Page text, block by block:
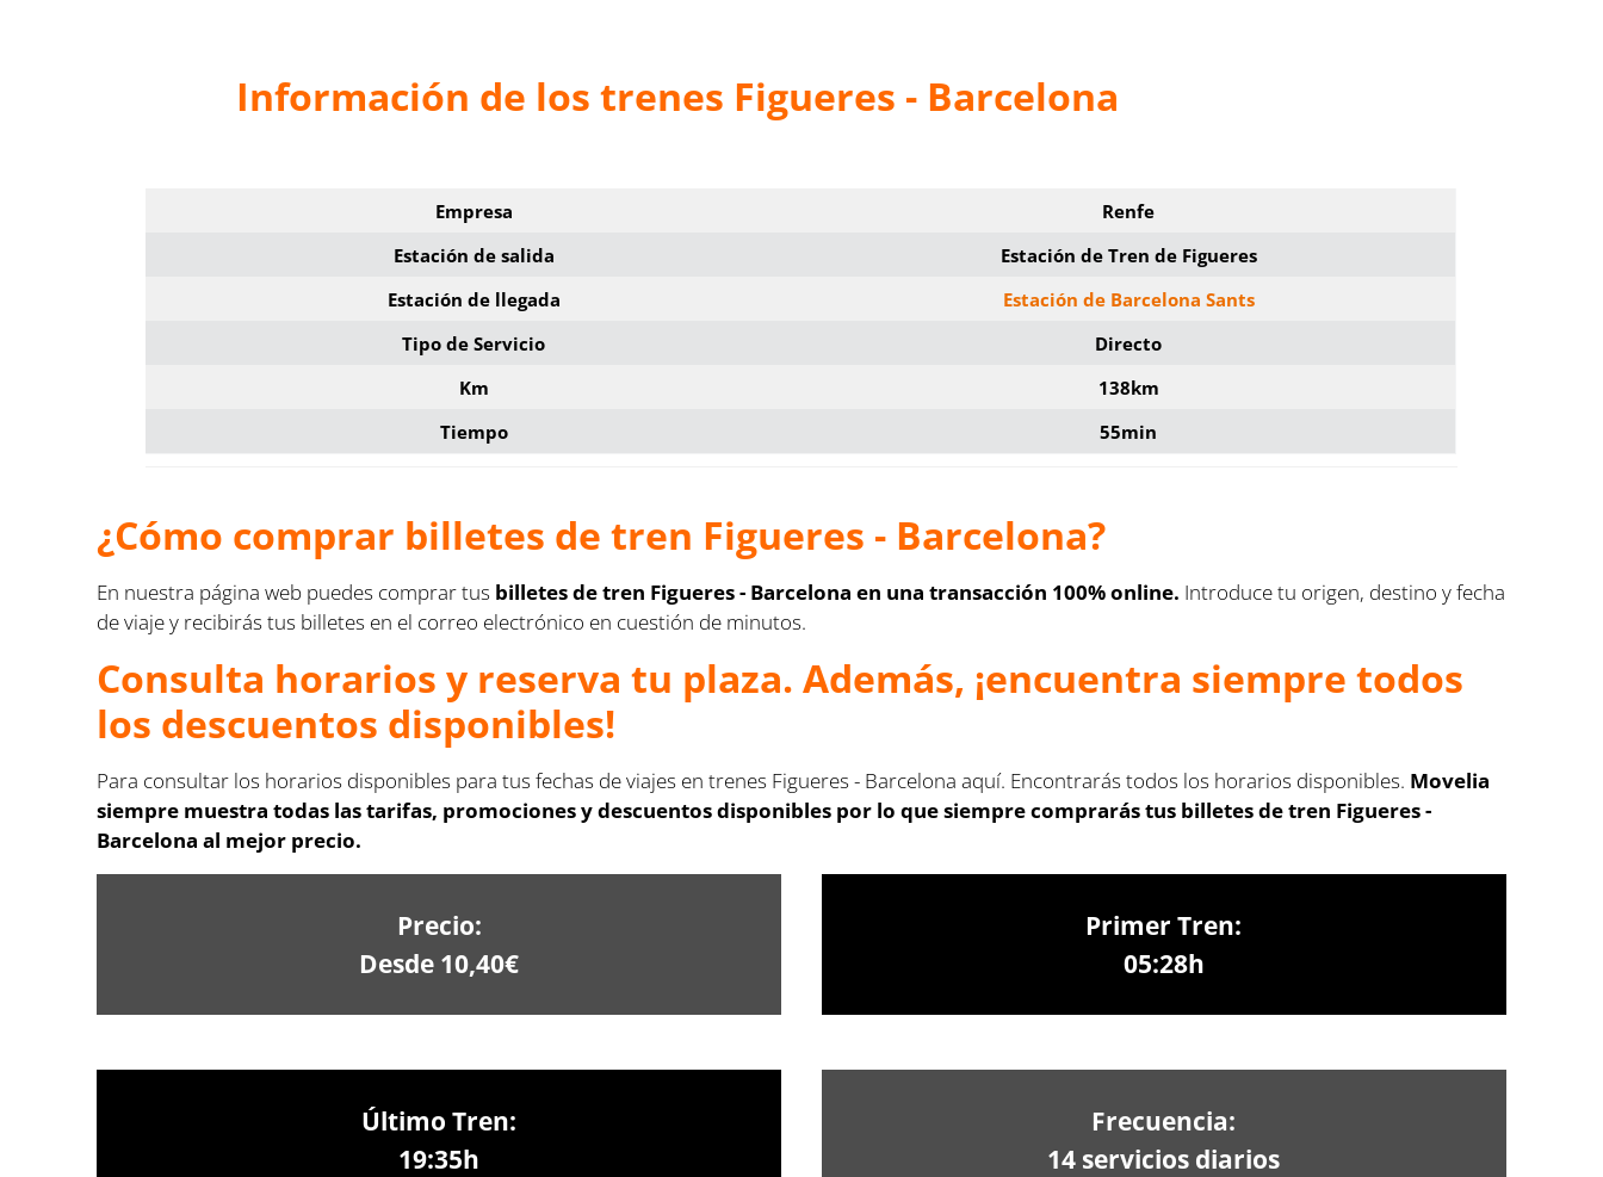
Información de los trenes Figueres - Barcelona
Empresa
Renfe
Estación de salida
Estación de Tren de Figueres
Estación de llegada
Estación de Barcelona Sants
Tipo de Servicio
Directo
Km
138km
Tiempo
55min
¿Cómo comprar billetes de tren Figueres - Barcelona?
En nuestra página web puedes comprar tus billetes de tren Figueres - Barcelona en una transacción 100% online. Introduce tu origen, destino y fecha
de viaje y recibirás tus billetes en el correo electrónico en cuestión de minutos.
Consulta horarios y reserva tu plaza. Además, ¡encuentra siempre todos
los descuentos disponibles!
Para consultar los horarios disponibles para tus fechas de viajes en trenes Figueres - Barcelona aquí. Encontrarás todos los horarios disponibles. Movelia
siempre muestra todas las tarifas, promociones y descuentos disponibles por lo que siempre comprarás tus billetes de tren Figueres -
Barcelona al mejor precio.
Precio:
Desde 10,40€
Primer Tren:
05:28h
Último Tren:
19:35h
Frecuencia:
14 servicios diarios